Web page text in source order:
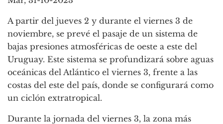
A partir del jueves 2 y durante el viernes 3 de
noviembre, se prevé el pasaje de un sistema de
bajas presiones atmosféricas de oeste a este del
Uruguay. Este sistema se profundizará sobre aguas
oceánicas del Atlántico el viernes 3, frente a las
costas del este del país, donde se configurará como
un ciclón extratropical.
Durante la jornada del viernes 3, la zona más